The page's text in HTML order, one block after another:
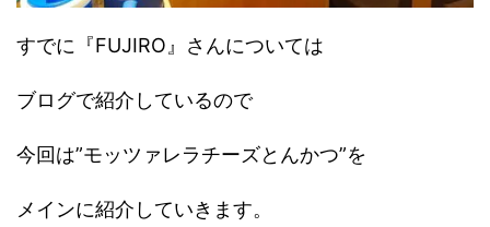
すでに『FUJIRO』さんについては
ブログで紹介しているので
今回は”モッツァレラチーズとんかつ”を
メインに紹介していきます。